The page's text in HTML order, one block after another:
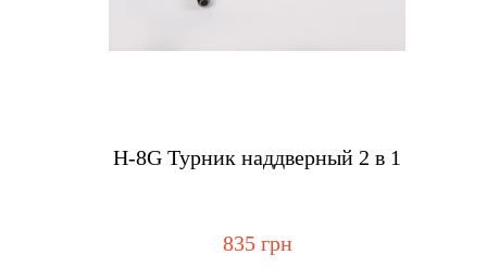
Н-8G Турник наддверный 2 в 1
835 грн